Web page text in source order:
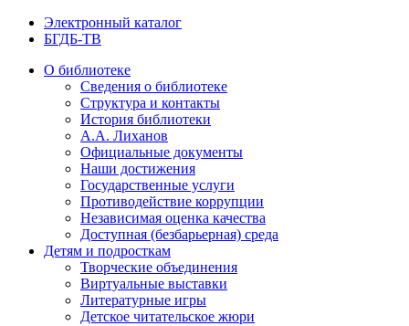
Электронный каталог
БГДБ-ТВ
О библиотеке
Сведения о библиотеке
Структура и контакты
История библиотеки
А.А. Лиханов
Официальные документы
Наши достижения
Государственные услуги
Противодействие коррупции
Независимая оценка качества
Доступная (безбарьерная) среда
Детям и подросткам
Творческие объединения
Виртуальные выставки
Литературные игры
Детское читательское жюри